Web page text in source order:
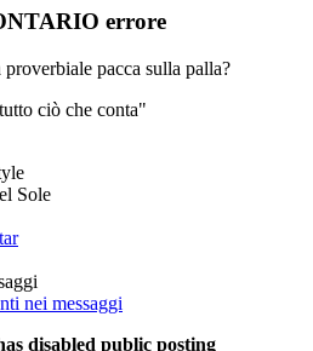
errore
pacca sulla palla?
ciò che conta"
Sole
disabled public posting